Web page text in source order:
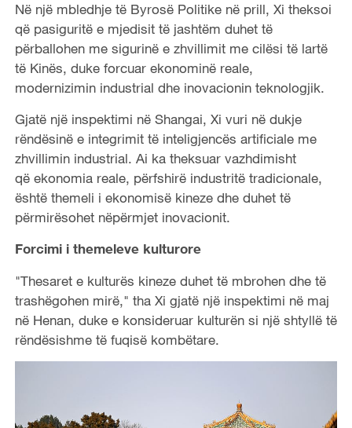
Në një mbledhje të Byrosë Politike në prill, Xi theksoi
që pasiguritë e mjedisit të jashtëm duhet të
përballohen me sigurinë e zhvillimit me cilësi të lartë
të Kinës, duke forcuar ekonominë reale,
modernizimin industrial dhe inovacionin teknologjik.
Gjatë një inspektimi në Shangai, Xi vuri në dukje
rëndësinë e integrimit të inteligjencës artificiale me
zhvillimin industrial. Ai ka theksuar vazhdimisht
që ekonomia reale, përfshirë industritë tradicionale,
është themeli i ekonomisë kineze dhe duhet të
përmirësohet nëpërmjet inovacionit.
Forcimi i themeleve kulturore
"Thesaret e kulturës kineze duhet të mbrohen dhe të
trashëgohen mirë," tha Xi gjatë një inspektimi në maj
në Henan, duke e konsideruar kulturën si një shtyllë të
rëndësishme të fuqisë kombëtare.